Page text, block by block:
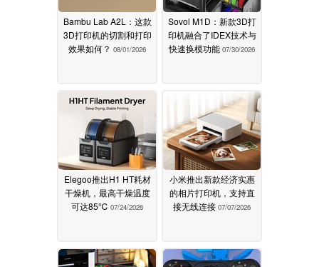
Bambu Lab A2L：这款
3D打印机的切割和打印
效果如何？ 08/01/2026
Sovol M1D：新款3D打
印机融合了IDEX技术与
快速换模功能 07/30/2026
Elegoo推出H1 HT耗材
干燥机，最高干燥温度
可达85℃ 07/24/2026
小米推出新款经济实惠
的相片打印机，支持直
接无线连接 07/07/2026